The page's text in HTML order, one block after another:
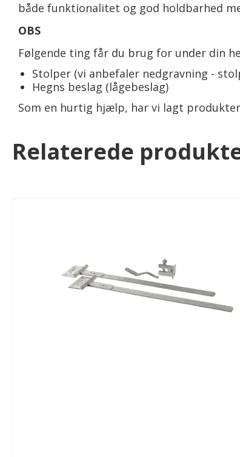
både funktionalitet og god holdbarhed
OBS
Følgende ting får du brug for under din
Stolper (vi anbefaler nedgravning -
Hegns beslag (lågebeslag)
Som en hurtig hjælp, har vi lagt
Relaterede